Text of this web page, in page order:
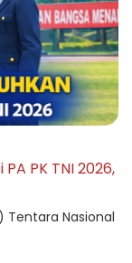
PK TNI 2026,
Tentara Nasional